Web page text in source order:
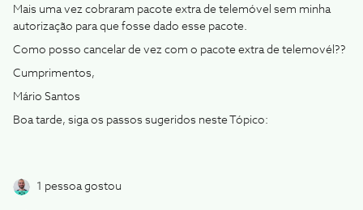
Mais uma vez cobraram pacote extra de telemóvel sem minha
autorização para que fosse dado esse pacote.
Como posso cancelar de vez com o pacote extra de telemovél??
Cumprimentos,
Mário Santos
Boa tarde, siga os passos sugeridos neste Tópico:
1 pessoa gostou